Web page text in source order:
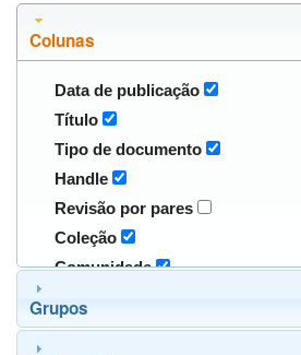
Colunas
Data de publicação
Título
Tipo de documento
Handle
Revisão por pares
Coleção
Comunidade
Grupos